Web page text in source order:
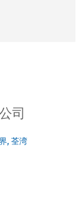
司
, 荃湾